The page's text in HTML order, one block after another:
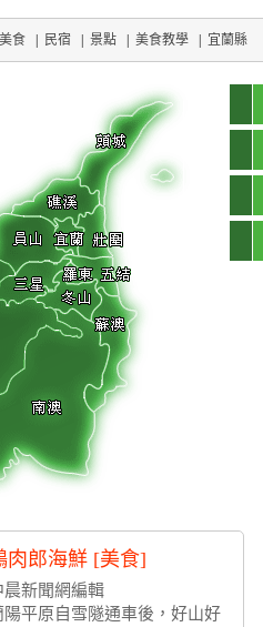
美食 民宿 景點 美食教學 宜蘭縣
肉郎海鮮 [美食]
晨新聞網編輯
陽平原自雪隧通車後，好山好